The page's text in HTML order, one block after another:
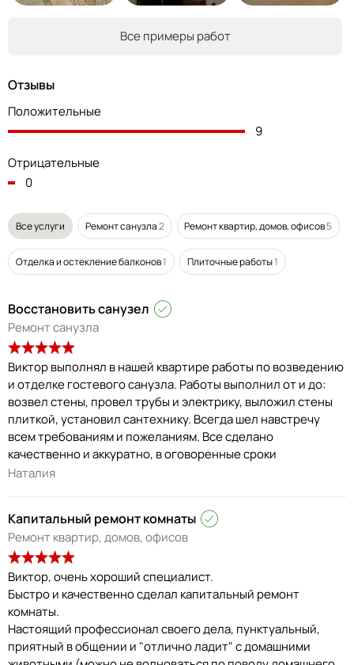
Все примеры работ
Отзывы
Положительные
9
Отрицательные
0
Все услуги Ремонт санузла2 Ремонт квартир, домов, офисов5
Отделка и остекление балконов1 Плиточные работы1
Восстановить санузел
Ремонт санузла
Виктор выполнял в нашей квартире работы по возведению
и отделке гостевого санузла. Работы выполнил от и до:
возвел стены, провел трубы и электрику, выложил стены
плиткой, установил сантехнику. Всегда шел навстречу
всем требованиям и пожеланиям. Все сделано
качественно и аккуратно, в оговоренные сроки
Наталия
Капитальный ремонт комнаты
Ремонт квартир, домов, офисов
Виктор, очень хороший специалист.
Быстро и качественно сделал капитальный ремонт
комнаты.
Настоящий профессионал своего дела, пунктуальный,
приятный в общении и "отлично ладит" с домашними